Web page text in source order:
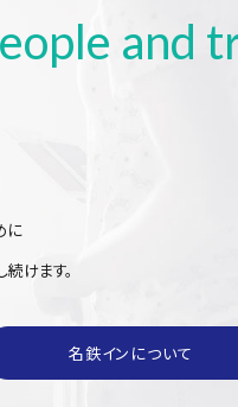
and
に
けます。
名鉄インについて